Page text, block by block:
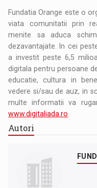
Fundatia Orange este o
viata comunitatii prin
menite sa aduca
dezavantajate. In cei
a investit peste 6,5
digitala pentru persoane
educatie, cultura in
vedere si/sau de auz, in
multe informatii va
www.digitaliada.ro
Autori